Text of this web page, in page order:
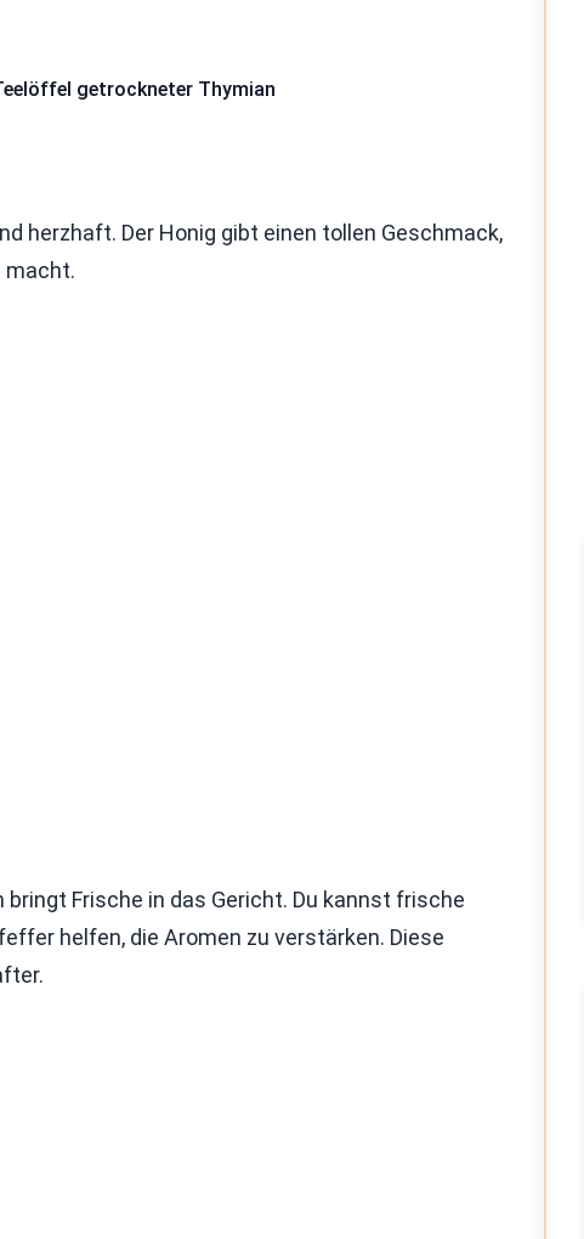
getrockneter Thymian
herzhaft. Der Honig gibt einen tollen Geschmack,
macht.
Frische in das Gericht. Du kannst frische
helfen, die Aromen zu verstärken. Diese